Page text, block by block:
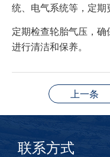
统、电气系统等，定期
定期检查轮胎气压，
进行清洁和保养。
上一条
联系方式